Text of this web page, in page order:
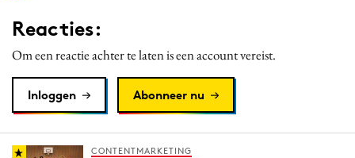
Merkstrategie
PR
Programmatic
Purpose Marketing
Reacties:
Om een reactie achter te laten is een account vereist.
Inloggen Abonneer nu
CONTENTMARKETING